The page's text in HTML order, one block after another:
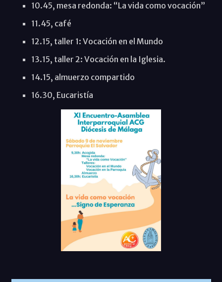
10.45, mesa redonda: “La vida como vocación”
11.45, café
12.15, taller 1: Vocación en el Mundo
13.15, taller 2: Vocación en la Iglesia.
14.15, almuerzo compartido
16.30, Eucaristía